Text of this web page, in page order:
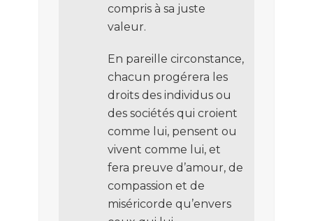
compris à sa juste
valeur.
En pareille circonstance,
chacun progérera les
droits des individus ou
des sociétés qui croient
comme lui, pensent ou
vivent comme lui, et
fera preuve d’amour, de
compassion et de
miséricorde qu’envers